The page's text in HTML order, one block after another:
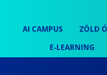
content
AI CAMPUS
ZÖLD
E-LEARNING